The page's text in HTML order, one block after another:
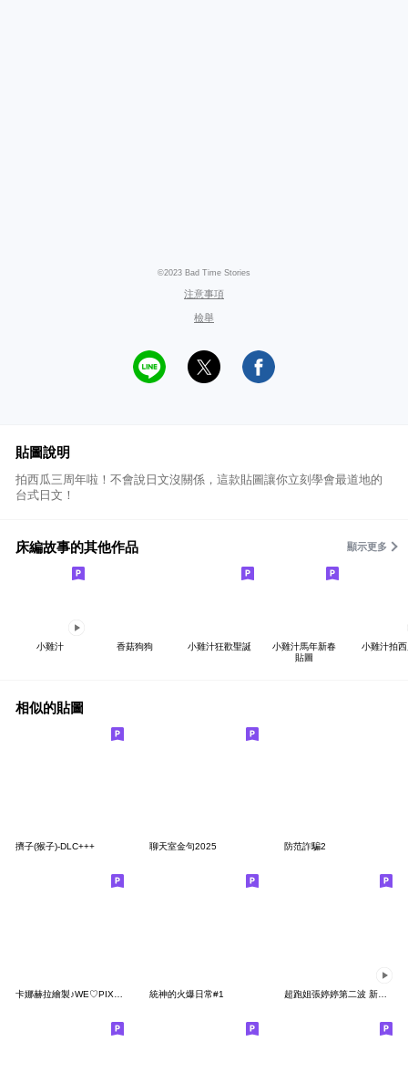
©2023 Bad Time Stories
注意事項
檢舉
貼圖說明
拍西瓜三周年啦！不會說日文沒關係，這款貼圖讓你立刻學會最道地的
台式日文！
床編故事的其他作品 顯示更多
小雞汁 香菇狗狗 小雞汁狂歡聖誕
小雞汁馬年新春
貼圖
小雞汁拍
相似的貼圖
擠子(猴子)-DLC+++ 聊天室金句2025 防范詐騙2
統神的火爆日常#1 超跑姐張婷婷第二波 新春第一炮